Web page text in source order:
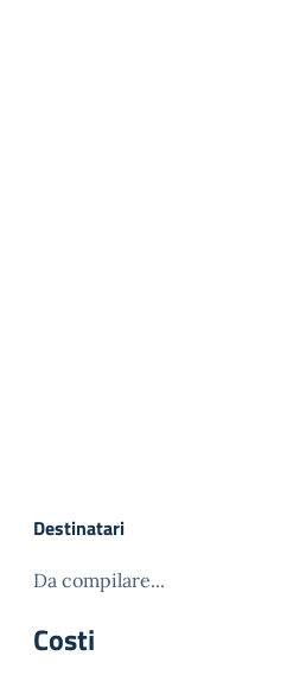
Destinatari
Da compilare...
Costi